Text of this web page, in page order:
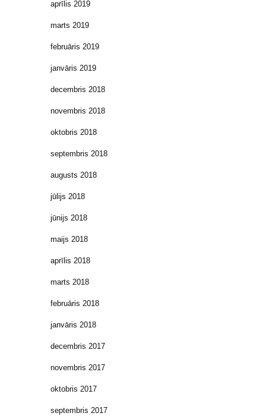
aprīlis 2019
marts 2019
februāris 2019
janvāris 2019
decembris 2018
novembris 2018
oktobris 2018
septembris 2018
augusts 2018
jūlijs 2018
jūnijs 2018
maijs 2018
aprīlis 2018
marts 2018
februāris 2018
janvāris 2018
decembris 2017
novembris 2017
oktobris 2017
septembris 2017